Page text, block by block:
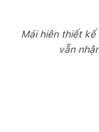
Mái hiên thiết
vẫn